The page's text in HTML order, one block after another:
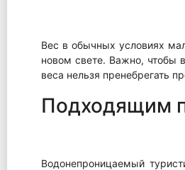
Вес в обычных условиях
новом свете. Важно, чтобы
веса нельзя пренебрегать
Подходящим
Водонепроницаемый